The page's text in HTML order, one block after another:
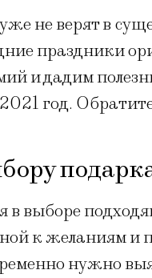
не верят в
праздники
и дадим
год.
выборе
к желаниям и
нужно